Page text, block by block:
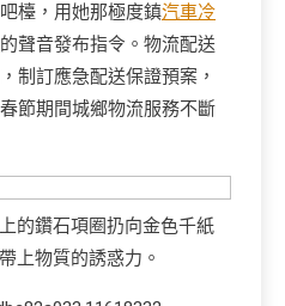
檯，用她那極度鎮汽車冷
的聲音發布指令。物流配送
制訂應急配送保證預案，
節期間城鄉物流服務不斷
的鑽石項圈扔向金色千紙
上物質的誘惑力。